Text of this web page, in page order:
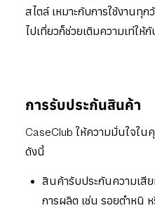
สไตล์ เหมาะกับการใช้งานทุ
ไปเที่ยวก็ช่วยเติมความเท่ให้
การรับประกันสินค้า
CaseClub ให้ความมั่นใจใ
ดังนี้
สินค้ารับประกันความเสี
การผลิต เช่น รอยตำหนิ